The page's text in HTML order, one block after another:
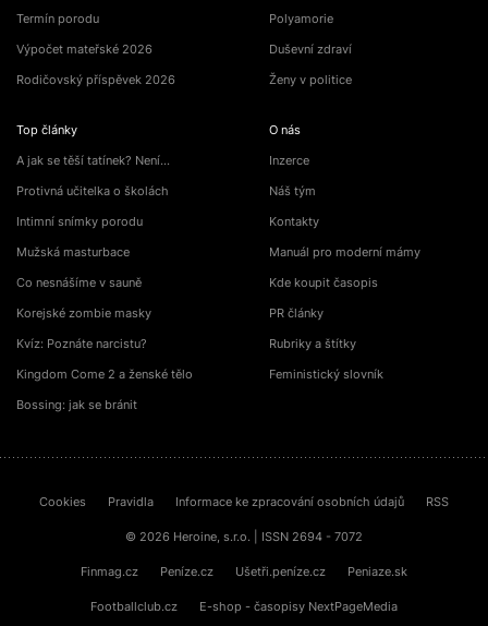
Termín porodu
Výpočet mateřské 2026
Rodičovský příspěvek 2026
Top články
A jak se těší tatínek? Není…
Protivná učitelka o školách
Intimní snímky porodu
Mužská masturbace
Co nesnášíme v sauně
Korejské zombie masky
Kvíz: Poznáte narcistu?
Kingdom Come 2 a ženské tělo
Bossing: jak se bránit
Polyamorie
Duševní zdraví
Ženy v politice
O nás
Inzerce
Náš tým
Kontakty
Manuál pro moderní mámy
Kde koupit časopis
PR články
Rubriky a štítky
Feministický slovník
Cookies Pravidla Informace ke zpracování osobních údajů RSS
© 2026 Heroine, s.r.o. | ISSN 2694 - 7072
Finmag.cz Peníze.cz Ušetři.peníze.cz Peniaze.sk
Footballclub.cz E-shop - časopisy NextPageMedia